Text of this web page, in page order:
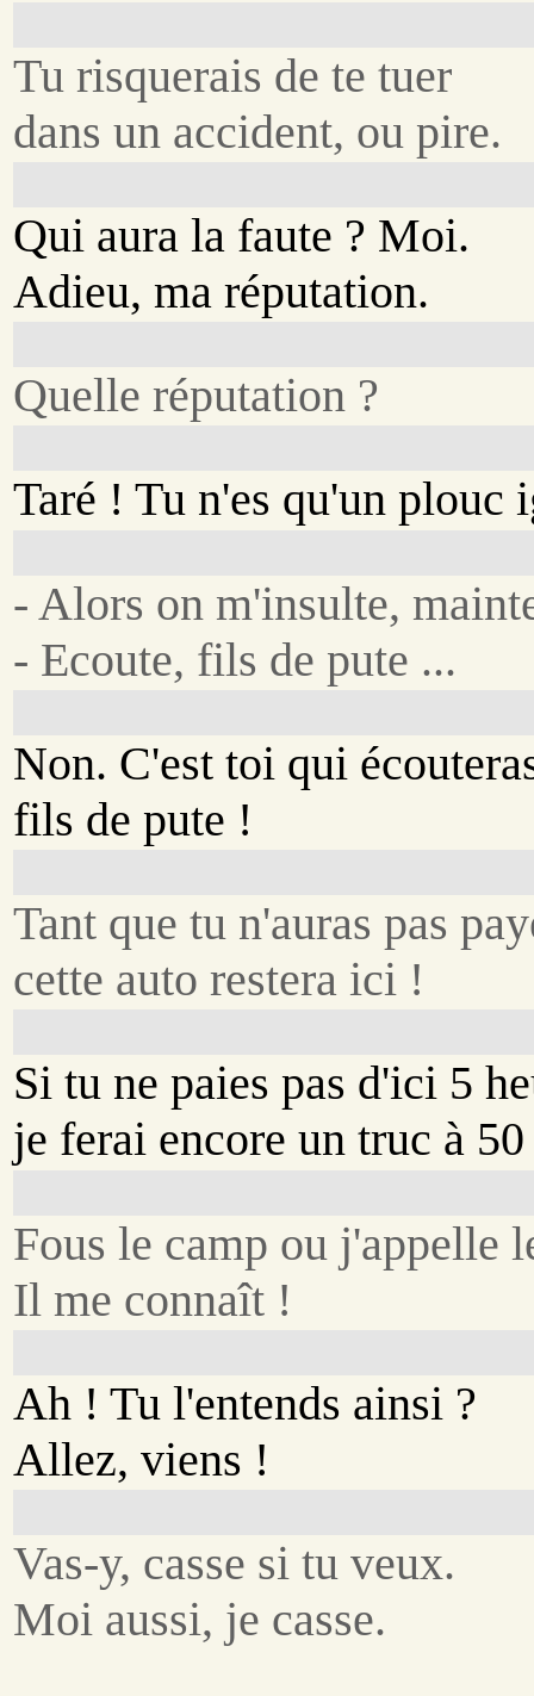
Tu risquerais de te tuer
dans un accident, ou pire.
Qui aura la faute ? Moi.
Adieu, ma réputation.
Quelle réputation ?
Taré ! Tu n'es qu'un plouc
- Alors on m'insulte,
- Ecoute, fils de pute ...
Non. C'est toi qui
fils de pute !
Tant que tu n'auras pas
cette auto restera ici !
Si tu ne paies pas d'ici 5
je ferai encore un truc à
Fous le camp ou j'appelle
Il me connaît !
Ah ! Tu l'entends ainsi ?
Allez, viens !
Vas-y, casse si tu veux.
Moi aussi, je casse.